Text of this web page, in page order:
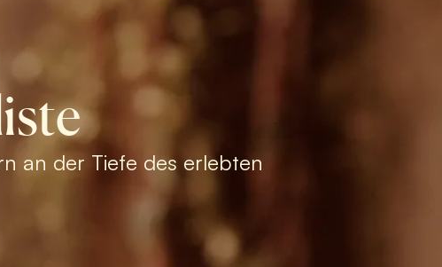
an der Tiefe des erlebten